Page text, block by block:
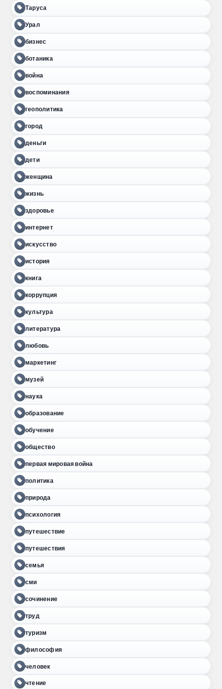
Таруса
Урал
бизнес
ботаника
война
воспоминания
геополитика
город
деньги
дети
женщина
жизнь
здоровье
интернет
искусство
история
книга
коррупция
культура
литература
любовь
маркетинг
музей
наука
образование
обучение
общество
первая мировая война
политика
природа
психология
путешествие
путешествия
семья
сми
сочинение
труд
туризм
философия
человек
чтение